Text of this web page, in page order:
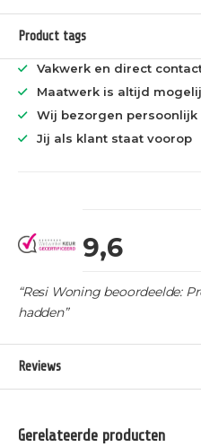
Product tags
Vakwerk en direct
Maatwerk is altijd
Wij bezorgen persoonlijk
Jij als klant staat voorop
9,6
“Resi Woning beoordeelde:
hadden”
Reviews
Gerelateerde producten